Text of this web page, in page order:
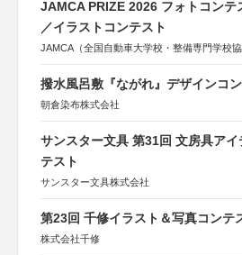
JAMCA PRIZE 2026 フォトコンテ
／イラストコンテスト
JAMCA（全国自動車大学校・整備専門学校協
撥水風呂敷『ながれ』デザインコ
朝倉染布株式会社
サンスター文具 第31回 文房具アイ
テスト
サンスター文具株式会社
第23回 千修イラスト＆写真コンテ
株式会社千修